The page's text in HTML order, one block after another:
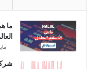
ما
مايو 19,